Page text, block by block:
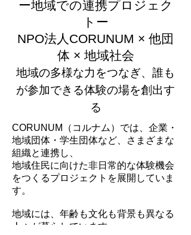
ー地域での連携プロジェク
トー
NPO法人CORUNUM × 他団
体 × 地域社会
地域の多様な力をつなぎ、誰も
が参加できる体験の場を創出す
る
CORUNUM（コルナム）では、企業・
地域団体・学生団体など、さまざまな
組織と連携し、
地域住民に向けた非日常的な体験機会
をつくるプロジェクトを展開していま
す。
地域には、年齢も文化も背景も異なる
人々が暮らしています。